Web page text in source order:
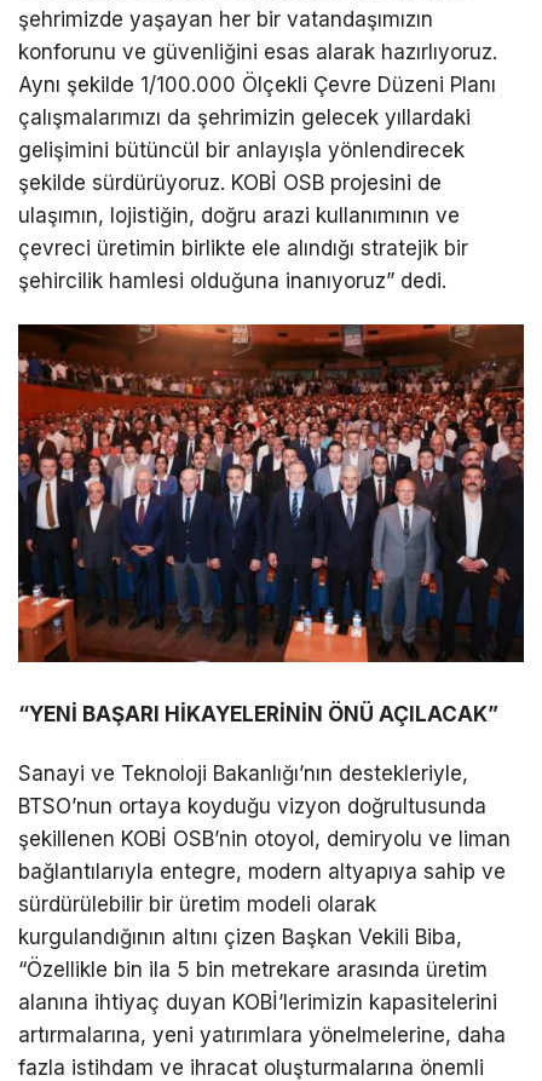
şehrimizde yaşayan her bir vatandaşımızın
konforunu ve güvenliğini esas alarak hazırlıyoruz.
Aynı şekilde 1/100.000 Ölçekli Çevre Düzeni Planı
çalışmalarımızı da şehrimizin gelecek yıllardaki
gelişimini bütüncül bir anlayışla yönlendirecek
şekilde sürdürüyoruz. KOBİ OSB projesini de
ulaşımın, lojistiğin, doğru arazi kullanımının ve
çevreci üretimin birlikte ele alındığı stratejik bir
şehircilik hamlesi olduğuna inanıyoruz” dedi.
“YENİ BAŞARI HİKAYELERİNİN ÖNÜ AÇILACAK”
Sanayi ve Teknoloji Bakanlığı’nın destekleriyle,
BTSO’nun ortaya koyduğu vizyon doğrultusunda
şekillenen KOBİ OSB’nin otoyol, demiryolu ve liman
bağlantılarıyla entegre, modern altyapıya sahip ve
sürdürülebilir bir üretim modeli olarak
kurgulandığının altını çizen Başkan Vekili Biba,
“Özellikle bin ila 5 bin metrekare arasında üretim
alanına ihtiyaç duyan KOBİ’lerimizin kapasitelerini
artırmalarına, yeni yatırımlara yönelmelerine, daha
fazla istihdam ve ihracat oluşturmalarına önemli